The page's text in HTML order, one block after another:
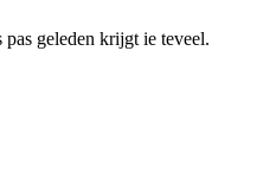
geleden krijgt ie teveel.